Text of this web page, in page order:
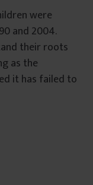
were
and 2004.
their roots
as the
it has failed to